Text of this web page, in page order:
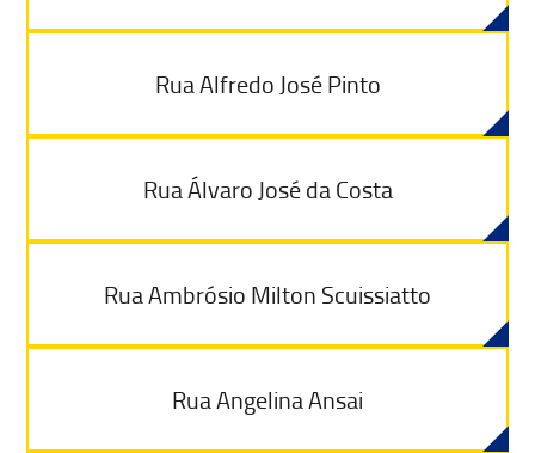
Rua Alfredo José Pinto
Rua Álvaro José da Costa
Rua Ambrósio Milton Scuissiatto
Rua Angelina Ansai